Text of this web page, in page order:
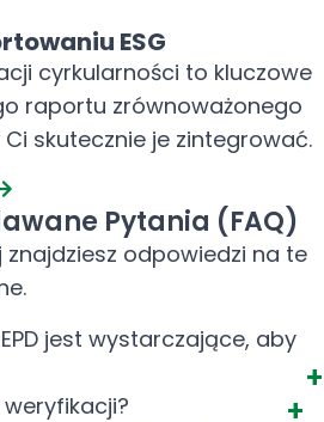
ESG
cyrkularności to kluczowe
raportu zrównoważonego
skutecznie je zintegrować.
Pytania (FAQ)
odpowiedzi na te
jest wystarczające, aby